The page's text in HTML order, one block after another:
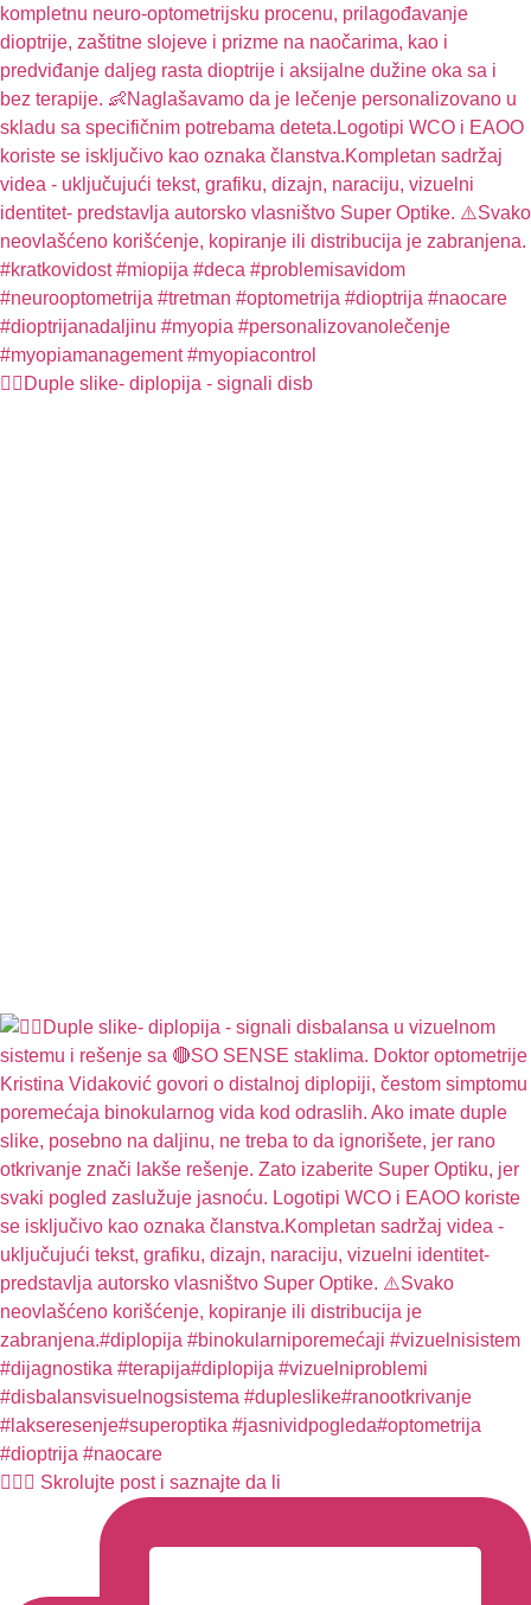
🤦‍♀️Duple slike- diplopija - signali disb
🧏🏻‍♀️ Skrolujte post i saznajte da li